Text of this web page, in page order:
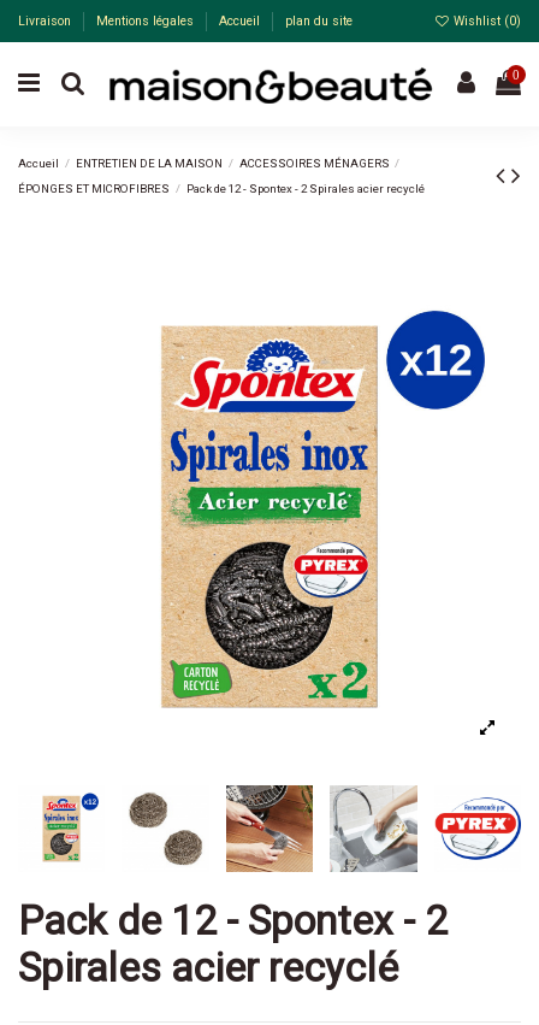
Livraison Mentions légales Accueil plan du site Wishlist (0)
0
Accueil ENTRETIEN DE LA MAISON
ACCESSOIRES MÉNAGERS
ÉPONGES ET MICROFIBRES
Pack de 12 - Spontex - 2 Spirales acier recyclé
Pack de 12 - Spontex - 2
Spirales acier recyclé